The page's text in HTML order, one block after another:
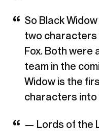
So Black
two characters
Fox. Both were
team in the
Widow is the
characters into
— Lords of the